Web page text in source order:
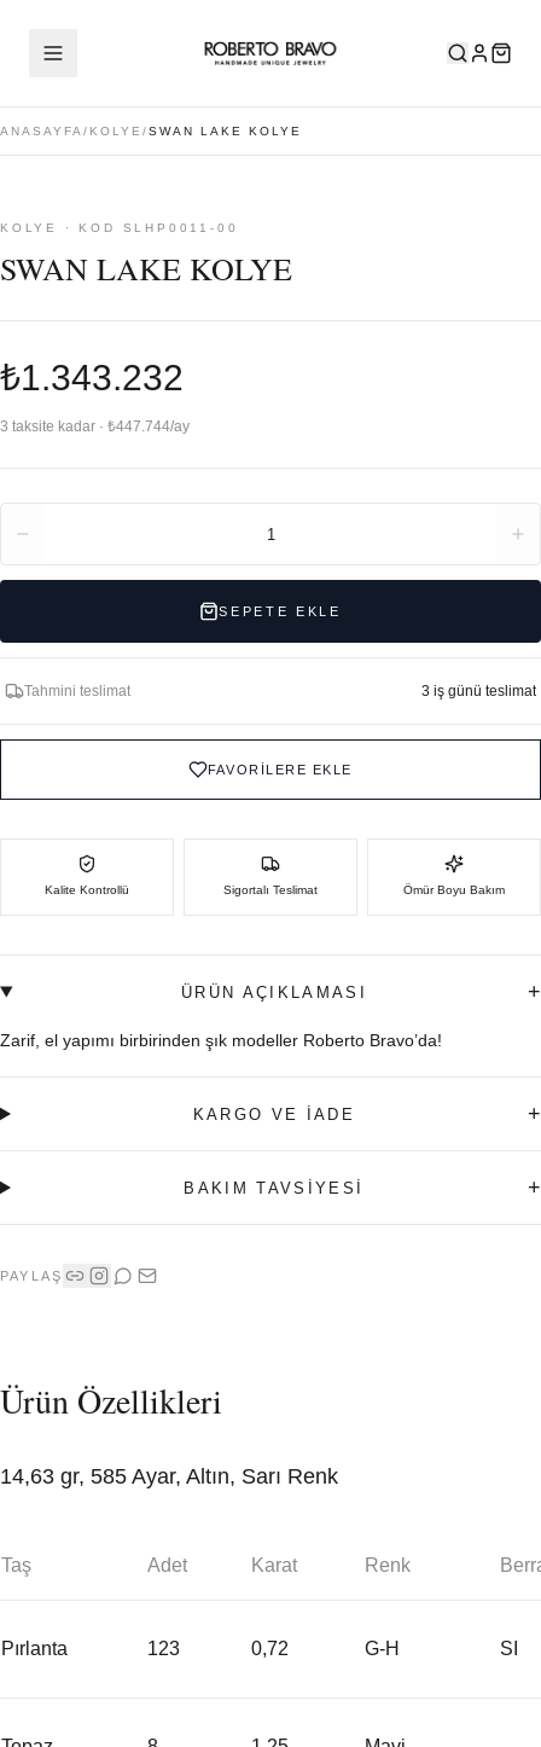
ANASAYFA / KOLYE /SWAN LAKE KOLYE
KOLYE · KOD SLHP0011-00
SWAN LAKE KOLYE
₺1.343.232
3 taksite kadar · ₺447.744/ay
1
SEPETE EKLE
Tahmini teslimat 3 iş günü teslimat
FAVORİLERE EKLE
Kalite Kontrollü Sigortalı Teslimat Ömür Boyu Bakım
ÜRÜN AÇIKLAMASI +
Zarif, el yapımı birbirinden şık modeller Roberto Bravo’da!
KARGO VE İADE +
BAKIM TAVSİYESİ +
PAYLAŞ
Ürün Özellikleri
14,63 gr, 585 Ayar, Altın, Sarı Renk
Taş Adet Karat Renk
Pırlanta 123 0,72 G-H SI